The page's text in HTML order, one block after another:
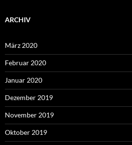
ARCHIV
März 2020
Februar 2020
Januar 2020
Dezember 2019
November 2019
Oktober 2019